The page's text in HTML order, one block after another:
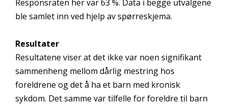
Responsraten her var 63 %. Data i begge utvalgene
ble samlet inn ved hjelp av spørreskjema.
Resultater
Resultatene viser at det ikke var noen signifikant
sammenheng mellom dårlig mestring hos
foreldrene og det å ha et barn med kronisk
sykdom. Det samme var tilfelle for foreldre til barn